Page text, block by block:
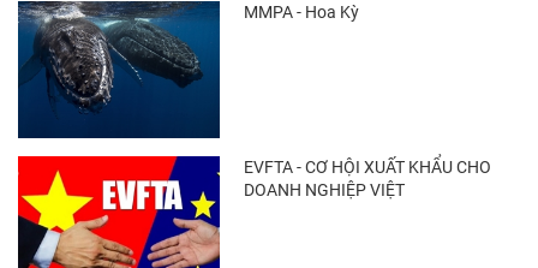
Nhập khẩu tôm của Mỹ phục hồi trong
tháng 5/2026
Trung Quốc tăng mạnh nhập khẩu mực,
trong khi nguồn cung...
MMPA - Hoa Kỳ
EVFTA - CƠ HỘI XUẤT KHẨU CHO
DOANH NGHIỆP VIỆT